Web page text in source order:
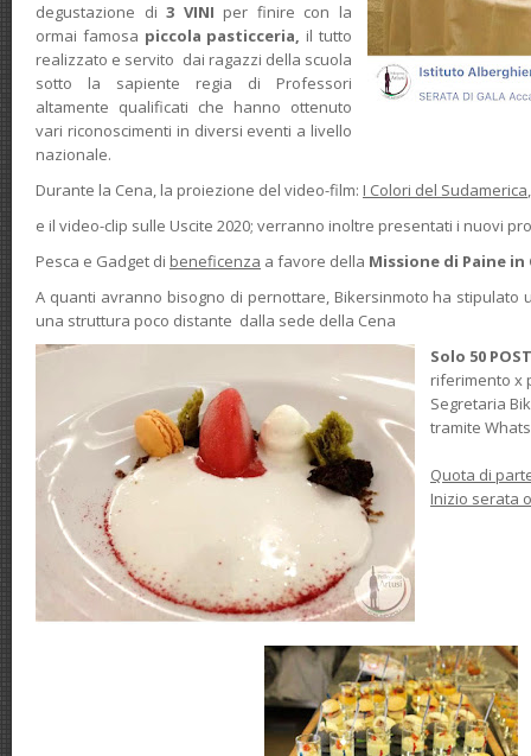
degustazione di3 VINI per finire con la
ormai famosa piccola pasticceria, il tutto
realizzato e servito dai ragazzi della scuola
sotto la sapiente regia di Professori
altamente qualificati che hanno ottenuto
vari riconoscimenti in diversi eventi a livello
nazionale.
Durante la Cena, la proiezione del video-film: I Colori del Sudamerica
e il video-clip sulle Uscite 2020; verranno inoltre presentati i nuovi
Pesca e Gadget di beneficenza a favore della Missione di Paine in
A quanti avranno bisogno di pernottare, Bikersinmoto ha stipulato
una struttura poco distante dalla sede della Cena
Solo 50
riferimento x
Segretaria
tramite
Quota di
Inizio serata